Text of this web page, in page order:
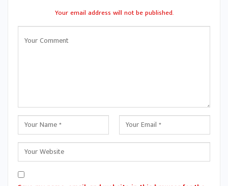
Your email address will not be published.